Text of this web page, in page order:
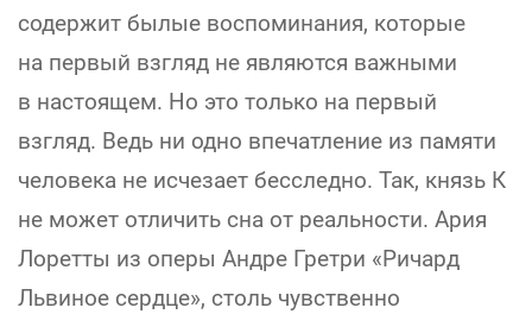
содержит былые воспоминания, которые
на первый взгляд не являются важными
в настоящем. Но это только на первый
взгляд. Ведь ни одно впечатление из памяти
человека не исчезает бесследно. Так, князь К
не может отличить сна от реальности. Ария
Лоретты из оперы Андре Гретри «Ричард
Львиное сердце», столь чувственно